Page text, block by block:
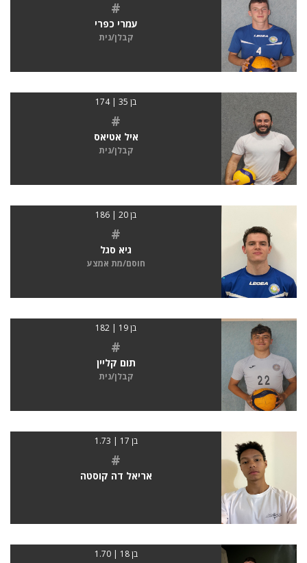
#
עמרי כפרי
קבלן/נית
בן 35 | 174
#
איל אטיאס
קבלן/נית
בן 20 | 186
#
גיא סגל
חוסם/מת אמצע
בן 19 | 182
#
תום קליין
קבלן/נית
בן 17 | 1.73
#
אריאל דה קוסטה
בן 18 | 1.70